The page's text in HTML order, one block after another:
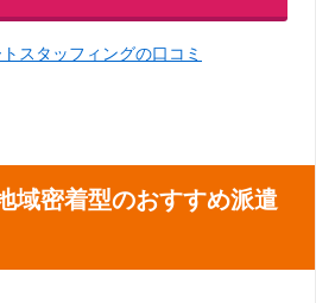
スタッフィングの口コミ
域密着型のおすすめ派遣